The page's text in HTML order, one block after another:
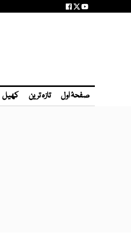
صفحۂ اول تازہ ترین کھیل